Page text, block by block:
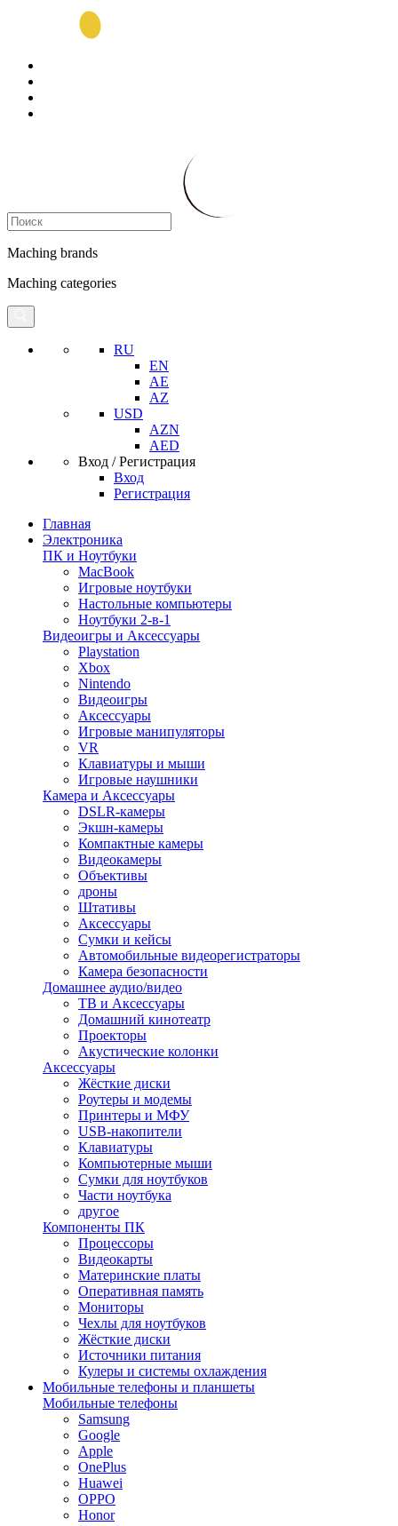
Maching brands
Maching categories
RU
EN
AE
AZ
USD
AZN
AED
Вход / Регистрация
Вход
Регистрация
Главная
Электроника
ПК и Ноутбуки
MacBook
Игровые ноутбуки
Настольные компьютеры
Ноутбуки 2-в-1
Видеоигры и Аксессуары
Playstation
Xbox
Nintendo
Видеоигры
Аксессуары
Игровые манипуляторы
VR
Клавиатуры и мыши
Игровые наушники
Камера и Аксессуары
DSLR-камеры
Экшн-камеры
Компактные камеры
Видеокамеры
Объективы
дроны
Штативы
Аксессуары
Сумки и кейсы
Автомобильные видеорегистраторы
Камера безопасности
Домашнее аудио/видео
ТВ и Аксессуары
Домашний кинотеатр
Проекторы
Акустические колонки
Аксессуары
Жёсткие диски
Роутеры и модемы
Принтеры и МФУ
USB-накопители
Клавиатуры
Компьютерные мыши
Сумки для ноутбуков
Части ноутбука
другое
Компоненты ПК
Процессоры
Видеокарты
Материнские платы
Оперативная память
Мониторы
Чехлы для ноутбуков
Жёсткие диски
Источники питания
Кулеры и системы охлаждения
Мобильные телефоны и планшеты
Мобильные телефоны
Samsung
Google
Apple
OnePlus
Huawei
OPPO
Honor